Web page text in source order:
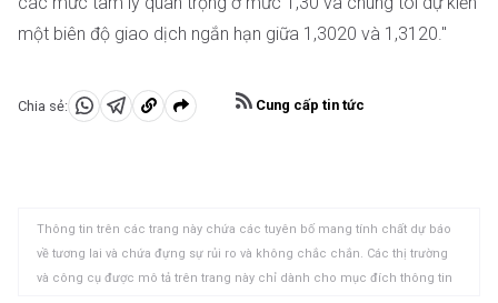
một biên độ giao dịch ngắn hạn giữa 1,3020 và 1,3120."
Chia sẻ:
Chia Chia Sao
tạm
Cung cấp tin tức
Thông tin trên các trang này chứa các tuyên bố mang tính chất dự báo
về tương lai và chứa đựng sự rủi ro và không chắc chắn. Các thị trường
và công cụ được mô tả trên trang này chỉ dành cho mục đích thông tin